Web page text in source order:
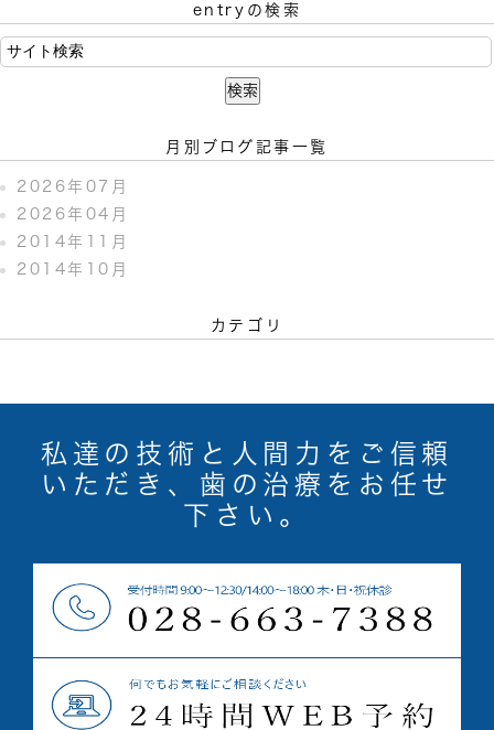
entryの検索
月別ブログ記事一覧
2026年07月
2026年04月
2014年11月
2014年10月
カテゴリ
私達の技術と人間力をご信頼
いただき、歯の治療をお任せ
下さい。